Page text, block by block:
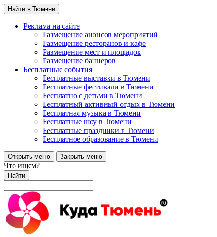
Найти в Тюмени
Реклама на сайте
Размещение анонсов мероприятий
Размещение ресторанов и кафе
Размещение мест и площадок
Размещение баннеров
Бесплатные события
Бесплатные выставки в Тюмени
Бесплатные фестивали в Тюмени
Бесплатно с детьми в Тюмени
Бесплатный активный отдых в Тюмени
Бесплатная музыка в Тюмени
Бесплатные шоу в Тюмени
Бесплатные праздники в Тюмени
Бесплатное образование в Тюмени
Открыть меню Закрыть меню
Что ищем?
Найти